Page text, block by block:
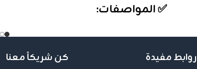
✅ المواصفات:
التعبئة:
شرنك يحتوي على 6 قطع
روابط مفيدة كن شريكاً معنا